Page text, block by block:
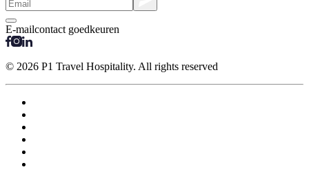
E-mailcontact goedkeuren
© 2026 P1 Travel Hospitality. All rights reserved